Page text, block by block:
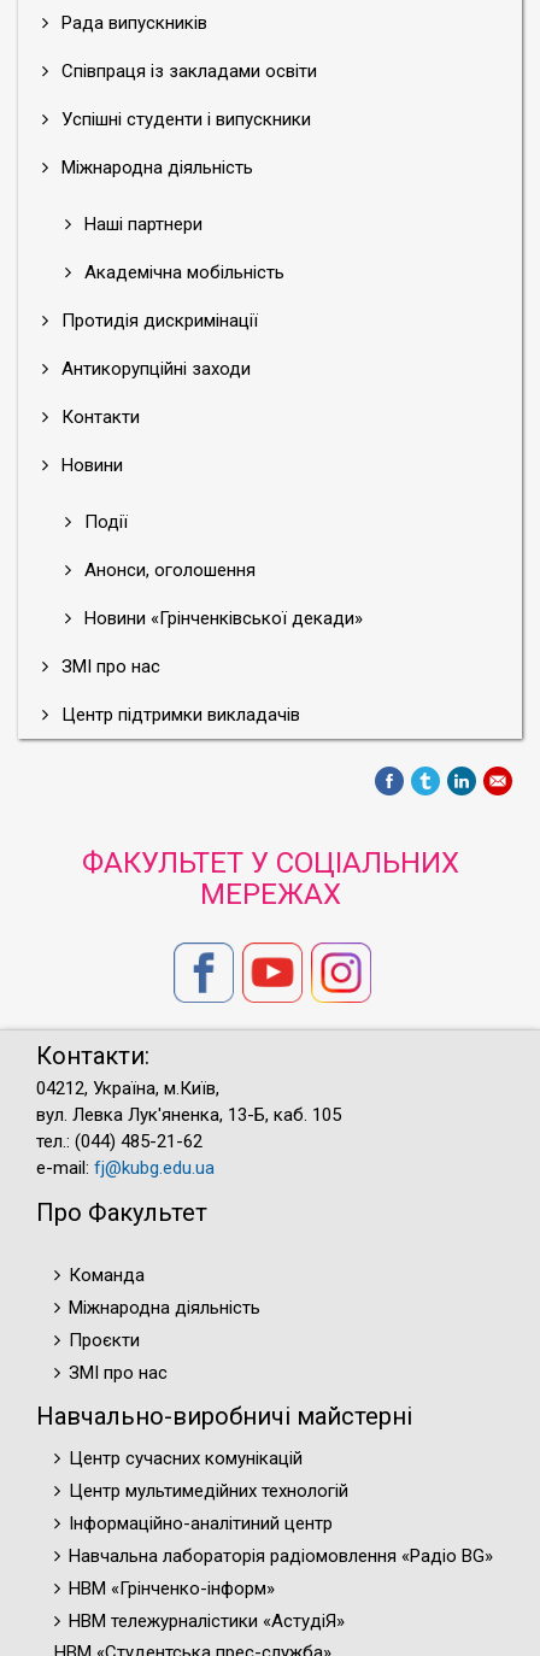
Рада випускників
Співпраця із закладами освіти
Успішні студенти і випускники
Міжнародна діяльність
Наші партнери
Академічна мобільність
Протидія дискримінації
Антикорупційні заходи
Контакти
Новини
Події
Анонси, оголошення
Новини «Грінченківської декади»
ЗМІ про нас
Центр підтримки викладачів
ФАКУЛЬТЕТ У СОЦІАЛЬНИХ
МЕРЕЖАХ
Контакти:
04212, Україна, м.Київ,
вул. Левка Лук'яненка, 13-Б, каб. 105
тел.: (044) 485-21-62
e-mail: fj@kubg.edu.ua
Про Факультет
Команда
Міжнародна діяльність
Проєкти
ЗМІ про нас
Навчально-виробничі майстерні
Центр сучасних комунікацій
Центр мультимедійних технологій
Інформаційно-аналітиний центр
Навчальна лабораторія радіомовлення «Радіо BG»
НВМ «Грінченко-інформ»
НВМ тележурналістики «АстудіЯ»